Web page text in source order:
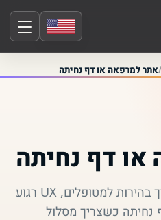
אתר למרפאה או דף נחיתה
דף נחיתה
בחרו אתר למרפאה כשצריך בהירות למטופלים, UX רגוע
נחיתה כשצריך מסלול